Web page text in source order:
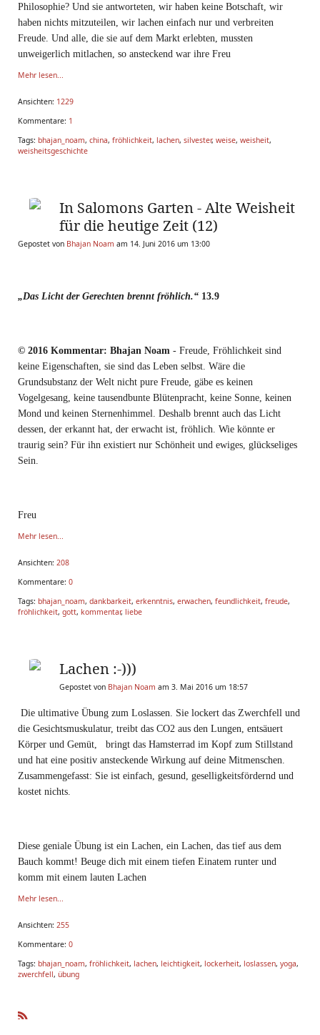
Philosophie? Und sie antworteten, wir haben keine Botschaft, wir
haben nichts mitzuteilen, wir lachen einfach nur und verbreiten
Freude. Und alle, die sie auf dem Markt erlebten, mussten
unweigerlich mitlachen, so ansteckend war ihre Freu
Mehr lesen...
Ansichten: 1229
Kommentare: 1
Tags: bhajan_noam, china, fröhlichkeit, lachen, silvester, weise, weisheit,
weisheitsgeschichte
In Salomons Garten - Alte Weisheit
für die heutige Zeit (12)
Gepostet von Bhajan Noam am 14. Juni 2016 um 13:00
„Das Licht der Gerechten brennt fröhlich.“ 13.9
© 2016 Kommentar: Bhajan Noam - Freude, Fröhlichkeit sind
keine Eigenschaften, sie sind das Leben selbst. Wäre die
Grundsubstanz der Welt nicht pure Freude, gäbe es keinen
Vogelgesang, keine tausendbunte Blütenpracht, keine Sonne, keinen
Mond und keinen Sternenhimmel. Deshalb brennt auch das Licht
dessen, der erkannt hat, der erwacht ist, fröhlich. Wie könnte er
traurig sein? Für ihn existiert nur Schönheit und ewiges, glückseliges
Sein.
Freu
Mehr lesen...
Ansichten: 208
Kommentare: 0
Tags: bhajan_noam, dankbarkeit, erkenntnis, erwachen, feundlichkeit, freude,
fröhlichkeit, gott, kommentar, liebe
Lachen :-)))
Gepostet von Bhajan Noam am 3. Mai 2016 um 18:57
Die ultimative Übung zum Loslassen. Sie lockert das Zwerchfell und
die Gesichtsmuskulatur, treibt das CO2 aus den Lungen, entsäuert
Körper und Gemüt, bringt das Hamsterrad im Kopf zum Stillstand
und hat eine positiv ansteckende Wirkung auf deine Mitmenschen.
Zusammengefasst: Sie ist einfach, gesund, geselligkeitsfördernd und
kostet nichts.
Diese geniale Übung ist ein Lachen, ein Lachen, das tief aus dem
Bauch kommt! Beuge dich mit einem tiefen Einatem runter und
komm mit einem lauten Lachen
Mehr lesen...
Ansichten: 255
Kommentare: 0
Tags: bhajan_noam, fröhlichkeit, lachen, leichtigkeit, lockerheit, loslassen, yoga,
zwerchfell, übung